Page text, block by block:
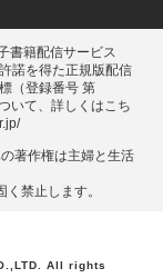
書籍配信サービス
諾を得た正規版配信
（登録番号 第
いて、詳しくはこち
著作権は主婦と⽣活
禁⽌します。
All rights